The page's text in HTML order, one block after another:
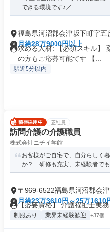
できる環境です♪／
福島県河沼郡会津坂下町字五
月給28万9000円以上
求める人材: 【必須スキル】
の方もご応募可能です 【...
駅近5分以内
正社員
訪問介護の介護職員
株式会社ニチイ学館
お客様がご自宅で、自分らしく
か？ 研修も充実、未経験者で
〒969-6522福島県河沼郡会
月給23万3610円～25万1610
【必要資格】 介護福祉士実
制服あり 業界未経験歓迎 +37個